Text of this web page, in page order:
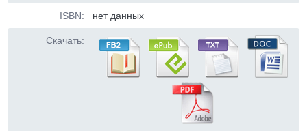
ISBN: нет данных
Скачать: